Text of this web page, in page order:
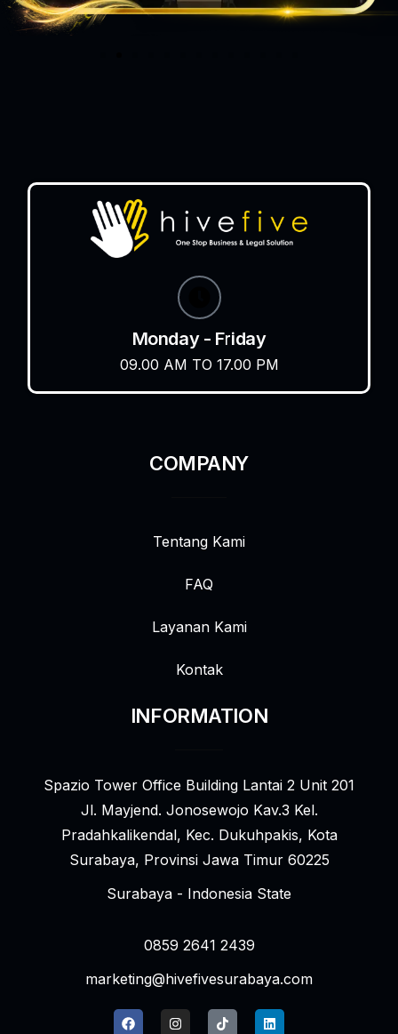
Monday - Friday
09.00 AM TO 17.00 PM
COMPANY
Tentang Kami
FAQ
Layanan Kami
Kontak
INFORMATION
Spazio Tower Office Building Lantai 2 Unit 201
Jl. Mayjend. Jonosewojo Kav.3 Kel.
Pradahkalikendal, Kec. Dukuhpakis, Kota
Surabaya, Provinsi Jawa Timur 60225
Surabaya - Indonesia State
0859 2641 2439
marketing@hivefivesurabaya.com